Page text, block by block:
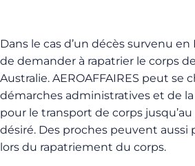
Dans le cas d’un décès survenu en
de demander à rapatrier le corps
Australie. AEROAFFAIRES peut se
démarches administratives et de la
pour le transport de corps
désiré. Des proches peuvent aussi
lors du rapatriement du corps.